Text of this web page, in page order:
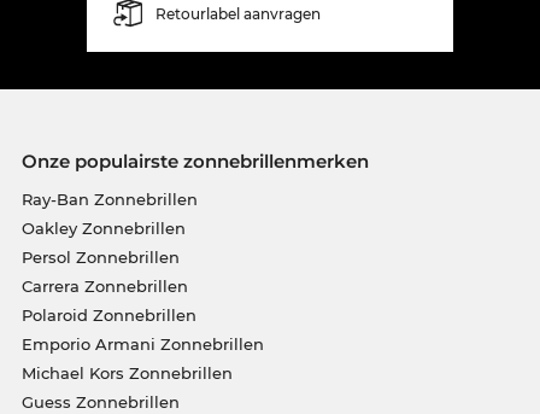
Retourlabel aanvragen
Onze populairste zonnebrillenmerken
Ray-Ban Zonnebrillen
Oakley Zonnebrillen
Persol Zonnebrillen
Carrera Zonnebrillen
Polaroid Zonnebrillen
Emporio Armani Zonnebrillen
Michael Kors Zonnebrillen
Guess Zonnebrillen